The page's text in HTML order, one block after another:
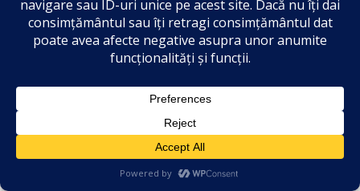
rămas cu noi!
VIDEO
Am fost la Munchen, în Germania, unde
am avut plăcerea să mă întâlnesc cu o
parte din Diaspora. Le mulțumesc celor
care au participat la &icir